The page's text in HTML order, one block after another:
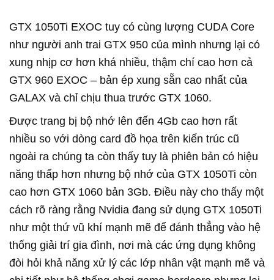
GTX 1050Ti EXOC tuy có cùng lượng CUDA Core
như người anh trai GTX 950 của mình nhưng lại có
xung nhịp cơ hơn khá nhiều, thậm chí cao hơn cả
GTX 960 EXOC – bản ép xung sẵn cao nhất của
GALAX và chỉ chịu thua trước GTX 1060.
Được trang bị bộ nhớ lên đến 4Gb cao hơn rất
nhiều so với dòng card đồ họa trên kiến trúc cũ
ngoài ra chúng ta còn thấy tuy là phiên bản có hiệu
năng thấp hơn nhưng bộ nhớ của GTX 1050Ti còn
cao hơn GTX 1060 bản 3Gb. Điều này cho thấy một
cách rõ ràng rằng Nvidia đang sử dụng GTX 1050Ti
như một thứ vũ khí mạnh mẽ để đánh thẳng vào hệ
thống giải trí gia đình, nơi mà các ứng dụng không
đòi hỏi khả năng xử lý các lớp nhân vật mạnh mẽ và